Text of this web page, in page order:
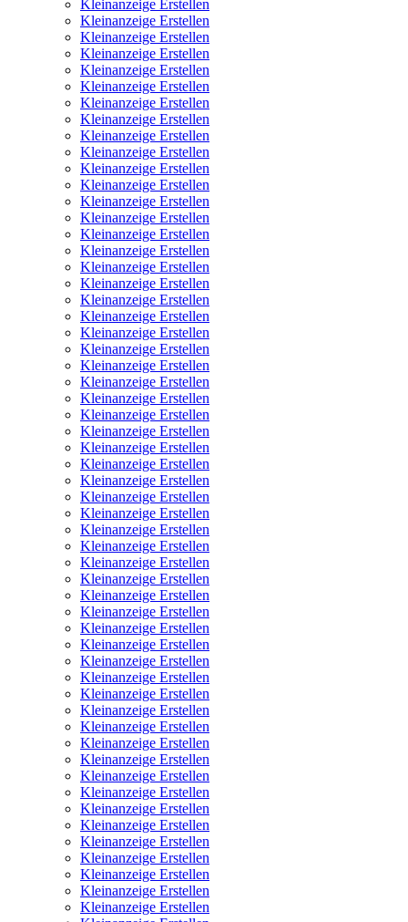
Kleinanzeige Erstellen
Kleinanzeige Erstellen
Kleinanzeige Erstellen
Kleinanzeige Erstellen
Kleinanzeige Erstellen
Kleinanzeige Erstellen
Kleinanzeige Erstellen
Kleinanzeige Erstellen
Kleinanzeige Erstellen
Kleinanzeige Erstellen
Kleinanzeige Erstellen
Kleinanzeige Erstellen
Kleinanzeige Erstellen
Kleinanzeige Erstellen
Kleinanzeige Erstellen
Kleinanzeige Erstellen
Kleinanzeige Erstellen
Kleinanzeige Erstellen
Kleinanzeige Erstellen
Kleinanzeige Erstellen
Kleinanzeige Erstellen
Kleinanzeige Erstellen
Kleinanzeige Erstellen
Kleinanzeige Erstellen
Kleinanzeige Erstellen
Kleinanzeige Erstellen
Kleinanzeige Erstellen
Kleinanzeige Erstellen
Kleinanzeige Erstellen
Kleinanzeige Erstellen
Kleinanzeige Erstellen
Kleinanzeige Erstellen
Kleinanzeige Erstellen
Kleinanzeige Erstellen
Kleinanzeige Erstellen
Kleinanzeige Erstellen
Kleinanzeige Erstellen
Kleinanzeige Erstellen
Kleinanzeige Erstellen
Kleinanzeige Erstellen
Kleinanzeige Erstellen
Kleinanzeige Erstellen
Kleinanzeige Erstellen
Kleinanzeige Erstellen
Kleinanzeige Erstellen
Kleinanzeige Erstellen
Kleinanzeige Erstellen
Kleinanzeige Erstellen
Kleinanzeige Erstellen
Kleinanzeige Erstellen
Kleinanzeige Erstellen
Kleinanzeige Erstellen
Kleinanzeige Erstellen
Kleinanzeige Erstellen
Kleinanzeige Erstellen
Kleinanzeige Erstellen